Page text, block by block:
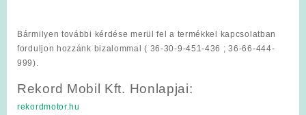
Bármilyen további kérdése merül fel a termékkel kapcsolatban
forduljon hozzánk bizalommal ( 36-30-9-451-436 ; 36-66-444-
999).
Rekord Mobil Kft. Honlapjai:
rekordmotor.hu